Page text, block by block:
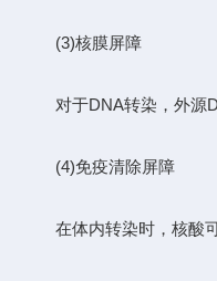
(3)核膜屏障
对于DNA转染，外源
(4)免疫清除屏障
在体内转染时，核酸可